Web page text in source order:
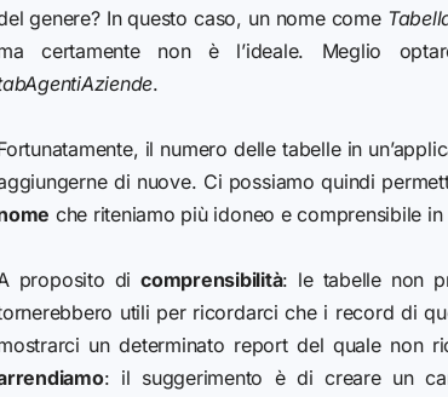
genere? In questo caso, un nome come
certamente non è l’ideale. Meglio
.
il numero delle tabelle in
di nuove. Ci possiamo quindi
che riteniamo più idoneo e comprensibile
proposito di comprensibilità: le tabelle non
utili per ricordarci che i record di
un determinato report del quale non
: il suggerimento è di creare un